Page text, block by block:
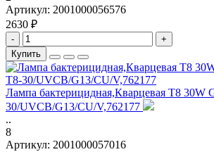
Артикул: 2001000056576
2630 ₽
-
+
Купить
Лампа бактерицидная,Кварцевая T8 30W
30/UVCB/G13/CU/V,762177
..
8
Артикул: 2001000057016